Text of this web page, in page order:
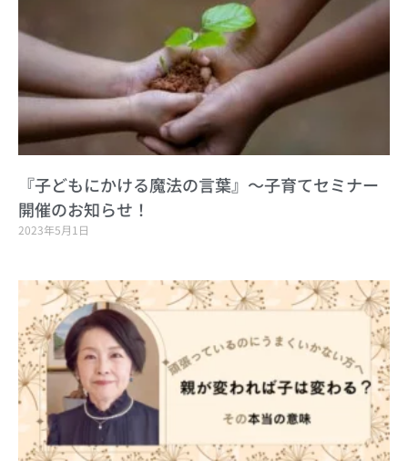
『子どもにかける魔法の言葉』～子育てセミナー
開催のお知らせ！
2023年5月1日